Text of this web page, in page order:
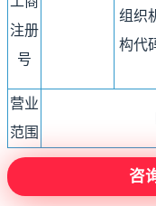
注册
号
组织
构代
营业
范围
咨